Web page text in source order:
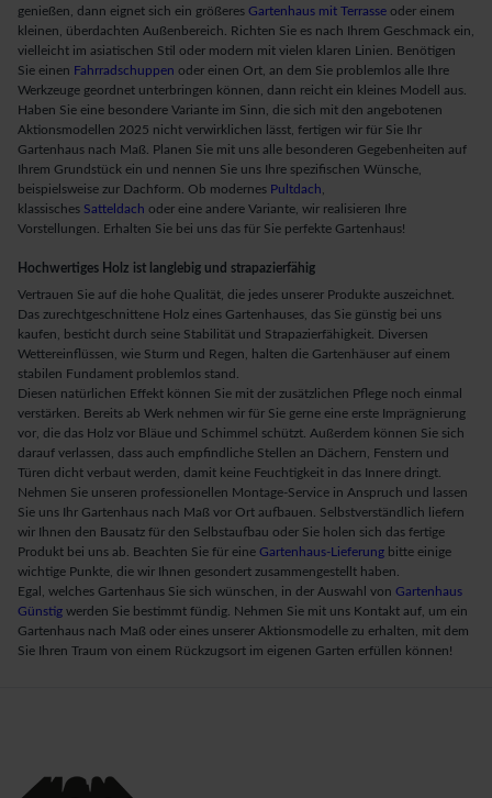
genießen, dann eignet sich ein größeres Gartenhaus mit Terrasse oder einem
kleinen, überdachten Außenbereich. Richten Sie es nach Ihrem Geschmack ein,
vielleicht im asiatischen Stil oder modern mit vielen klaren Linien. Benötigen
Sie einen Fahrradschuppen oder einen Ort, an dem Sie problemlos alle Ihre
Werkzeuge geordnet unterbringen können, dann reicht ein kleines Modell aus.
Haben Sie eine besondere Variante im Sinn, die sich mit den angebotenen
Aktionsmodellen 2025 nicht verwirklichen lässt, fertigen wir für Sie Ihr
Gartenhaus nach Maß. Planen Sie mit uns alle besonderen Gegebenheiten auf
Ihrem Grundstück ein und nennen Sie uns Ihre spezifischen Wünsche,
beispielsweise zur Dachform. Ob modernes Pultdach
klassisches Satteldach oder eine andere Variante, wir realisieren Ihre
Vorstellungen. Erhalten Sie bei uns das für Sie perfekte Gartenhaus!
Hochwertiges Holz ist langlebig und strapazierfähig
Vertrauen Sie auf die hohe Qualität, die jedes unserer Produkte auszeichnet.
Das zurechtgeschnittene Holz eines Gartenhauses, das Sie günstig bei uns
kaufen, besticht durch seine Stabilität und Strapazierfähigkeit. Diversen
Wettereinflüssen, wie Sturm und Regen, halten die Gartenhäuser auf einem
stabilen Fundament problemlos stand.
Diesen natürlichen Effekt können Sie mit der zusätzlichen Pflege noch einmal
verstärken. Bereits ab Werk nehmen wir für Sie gerne eine erste Imprägnierung
vor, die das Holz vor Bläue und Schimmel schützt. Außerdem können Sie sich
darauf verlassen, dass auch empfindliche Stellen an Dächern, Fenstern und
Türen dicht verbaut werden, damit keine Feuchtigkeit in das Innere dringt.
Nehmen Sie unseren professionellen Montage-Service in Anspruch und lassen
Sie uns Ihr Gartenhaus nach Maß vor Ort aufbauen. Selbstverständlich liefern
wir Ihnen den Bausatz für den Selbstaufbau oder Sie holen sich das fertige
Produkt bei uns ab. Beachten Sie für eine Gartenhaus-Lieferung bitte einige
wichtige Punkte, die wir Ihnen gesondert zusammengestellt haben.
Egal, welches Gartenhaus Sie sich wünschen, in der Auswahl von Gartenhaus
Günstig werden Sie bestimmt fündig. Nehmen Sie mit uns Kontakt auf, um ein
Gartenhaus nach Maß oder eines unserer Aktionsmodelle zu erhalten, mit dem
Sie Ihren Traum von einem Rückzugsort im eigenen Garten erfüllen können!